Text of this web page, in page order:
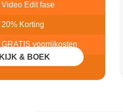
Video Edit fase
20% Korting
GRATIS voorrijkosten
& BOEK